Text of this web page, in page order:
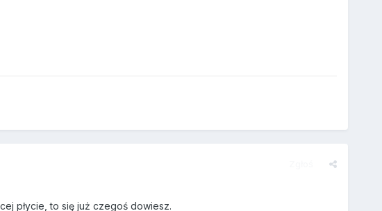
płycie, to się już czegoś dowiesz.